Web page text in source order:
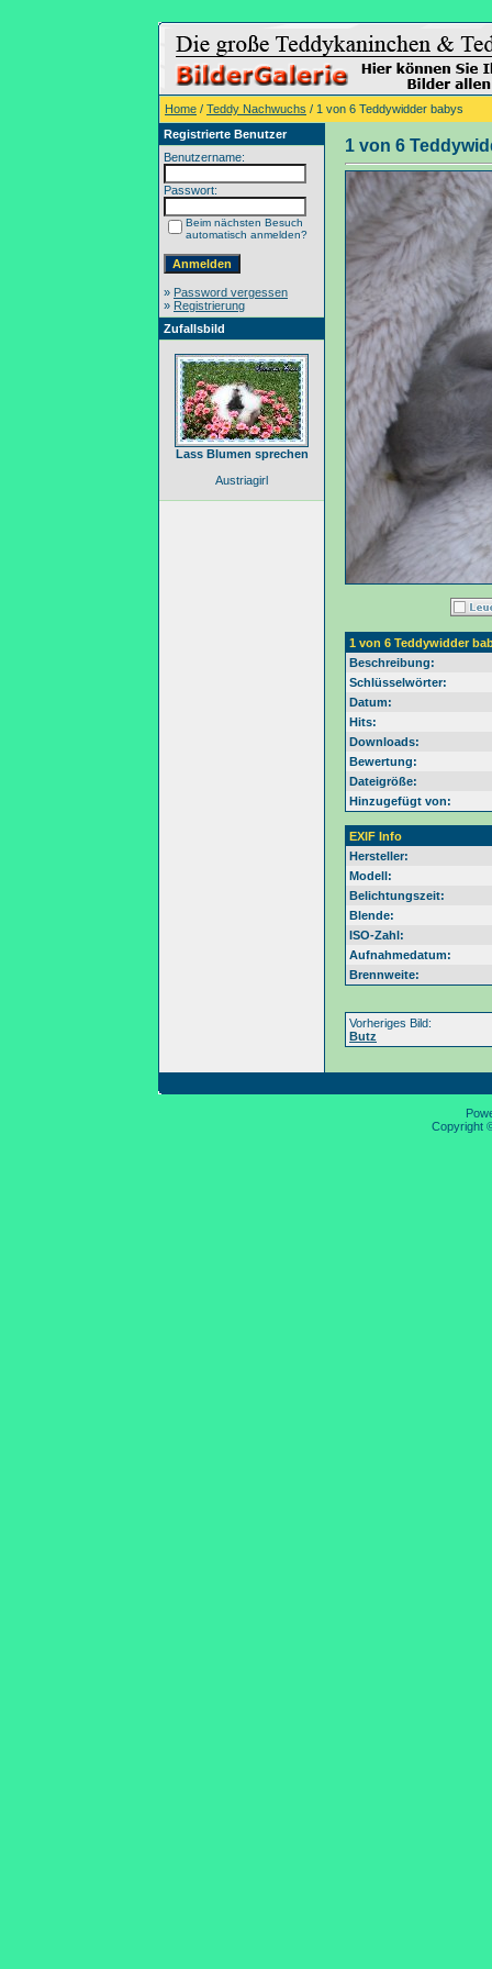
Home / Teddy Nachwuchs / 1 von 6 Teddywidder babys
Registrierte Benutzer
Benutzername:
Passwort:
Beim nächsten Besuch
automatisch anmelden?
» Password vergessen
» Registrierung
Zufallsbild
Lass Blumen sprechen
Austriagirl
1 von 6
1 von 6 Teddywidder
Beschreibung:
Schlüsselwörter:
Datum:
Hits:
Downloads:
Bewertung:
Dateigröße:
Hinzugefügt von:
EXIF Info
Hersteller:
Modell:
Belichtungszeit:
Blende:
ISO-Zahl:
Aufnahmedatum:
Brennweite:
Vorheriges Bild:
Butz
Copyright